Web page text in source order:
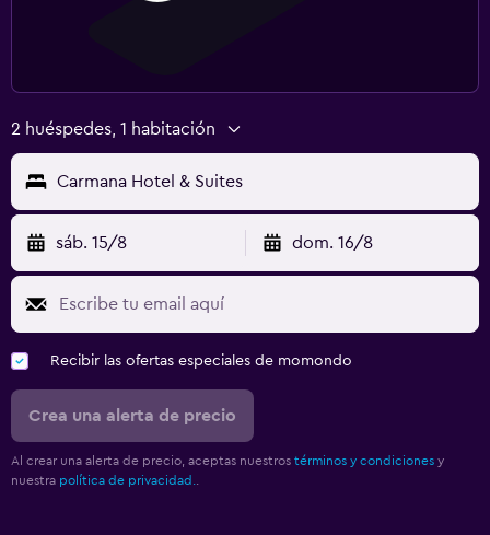
2 huéspedes, 1 habitación
Carmana Hotel & Suites
sáb. 15/8 dom. 16/8
Recibir las ofertas especiales de momondo
Crea una alerta de precio
Al crear una alerta de precio, aceptas nuestros términos y condiciones y
nuestra política de privacidad.